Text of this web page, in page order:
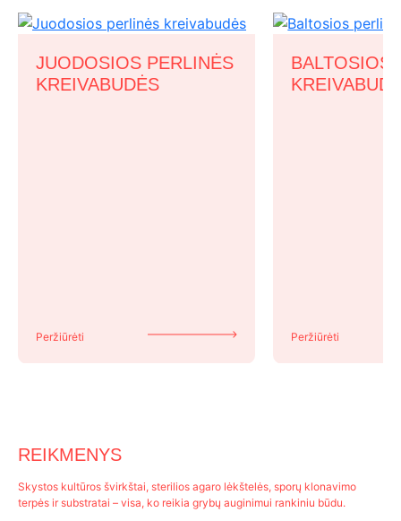
JUODOSIOS PERLINĖS
KREIVABUDĖS
Peržiūrėti
BALTOSIOS
Peržiūrėti
REIKMENYS
Skystos kultūros švirkštai, sterilios agaro lėkštelės, sporų klonavimo
terpės ir substratai – visa, ko reikia grybų auginimui rankiniu būdu.